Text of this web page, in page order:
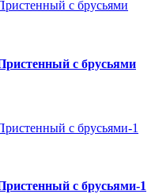
с брусьями
с брусьями-1